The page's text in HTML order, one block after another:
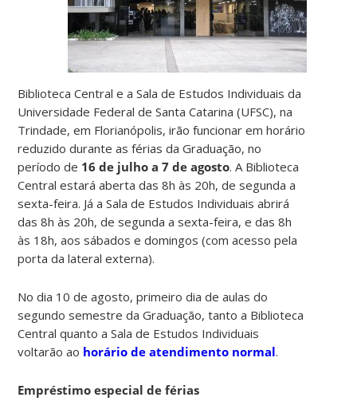
Biblioteca Central e a Sala de Estudos Individuais da
Universidade Federal de Santa Catarina (UFSC), na
Trindade, em Florianópolis, irão funcionar em horário
reduzido durante as férias da Graduação, no
período de 16 de julho a 7 de agosto. A Biblioteca
Central estará aberta das 8h às 20h, de segunda a
sexta-feira. Já a Sala de Estudos Individuais abrirá
das 8h às 20h, de segunda a sexta-feira, e das 8h
às 18h, aos sábados e domingos (com acesso pela
porta da lateral externa).
No dia 10 de agosto, primeiro dia de aulas do
segundo semestre da Graduação, tanto a Biblioteca
Central quanto a Sala de Estudos Individuais
voltarão ao horário de atendimento normal.
Empréstimo especial de férias